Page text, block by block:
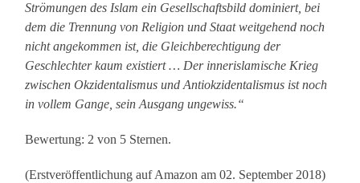
Strömungen des Islam ein Gesellschaftsbild dominiert, bei
dem die Trennung von Religion und Staat weitgehend noch
nicht angekommen ist, die Gleichberechtigung der
Geschlechter kaum existiert … Der innerislamische Krieg
zwischen Okzidentalismus und Antiokzidentalismus ist noch
in vollem Gange, sein Ausgang ungewiss.“
Bewertung: 2 von 5 Sternen.
(Erstveröffentlichung auf Amazon am 02. September 2018)